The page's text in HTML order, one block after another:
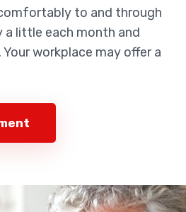
to and through
a little each month and
workplace may offer a